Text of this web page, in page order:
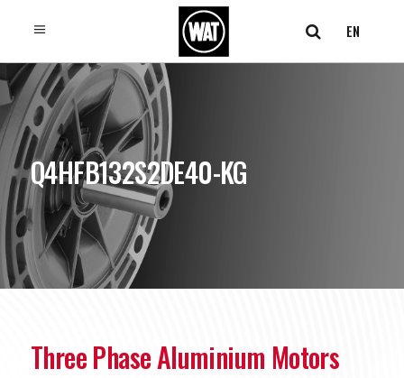
EN
Q4HFB132S2DE40-KG
Three Phase Aluminium Motors